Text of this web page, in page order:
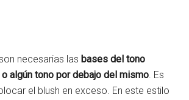
necesarias lasbases del tono
algún tono por debajo del mismo. Es
el blush en exceso. En este estilo